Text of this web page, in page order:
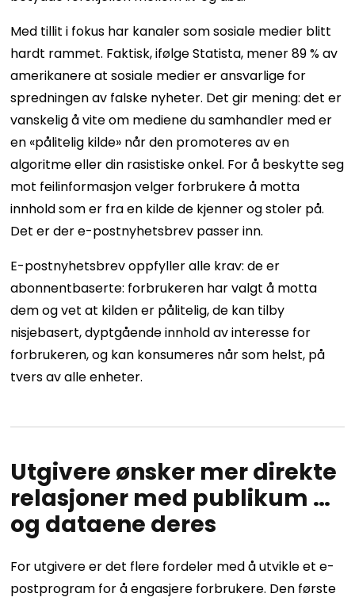
Med tillit i fokus har kanaler som sosiale medier blitt
hardt rammet. Faktisk, ifølge Statista, mener 89 % av
amerikanere at sosiale medier er ansvarlige for
spredningen av falske nyheter. Det gir mening: det er
vanskelig å vite om mediene du samhandler med er
en «pålitelig kilde» når den promoteres av en
algoritme eller din rasistiske onkel. For å beskytte seg
mot feilinformasjon velger forbrukere å motta
innhold som er fra en kilde de kjenner og stoler på.
Det er der e-postnyhetsbrev passer inn.
E-postnyhetsbrev oppfyller alle krav: de er
abonnentbaserte: forbrukeren har valgt å motta
dem og vet at kilden er pålitelig, de kan tilby
nisjebasert, dyptgående innhold av interesse for
forbrukeren, og kan konsumeres når som helst, på
tvers av alle enheter.
Utgivere ønsker mer direkte
relasjoner med publikum …
og dataene deres
For utgivere er det flere fordeler med å utvikle et e-
postprogram for å engasjere forbrukere. Den første